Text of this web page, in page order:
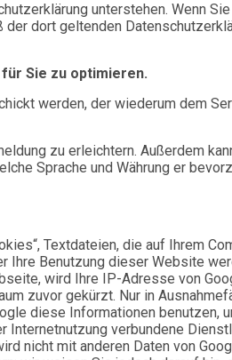
unterstehen. Wenn
dort geltenden
Sie zu optimieren.
werden, der wiederum dem
zu erleichtern. Außerdem
Sprache und Währung er
Textdateien, die auf Ihrem
Ihre Benutzung dieser Website
wird Ihre IP-Adresse von
zuvor gekürzt. Nur in
diese Informationen benutzen,
verbundene
nicht mit anderen Daten von